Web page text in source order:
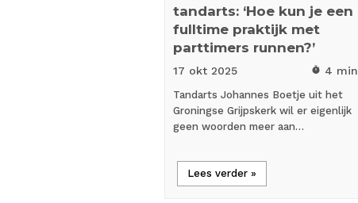
tandarts: ‘Hoe kun je een
fulltime praktijk met
parttimers runnen?’
17 okt 2025 timer 4 min
Tandarts Johannes Boetje uit het
Groningse Grijpskerk wil er eigenlijk
geen woorden meer aan…
Lees verder »